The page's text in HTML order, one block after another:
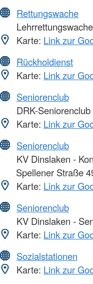
Rettungswache
Karte: Link zur
Rückholdienst
Karte: Link zur
Seniorenclub
DRK-
Karte: Link zur
Seniorenclub
KV Dinslaken -
Spellener Straße
Karte: Link zur
Seniorenclub
KV Dinslaken -
Karte: Link zur
Sozialstationen
Karte: Link zur